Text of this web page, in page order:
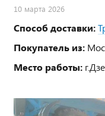
10 марта 2026
Способ доставки:
Покупатель из:
Место работы: